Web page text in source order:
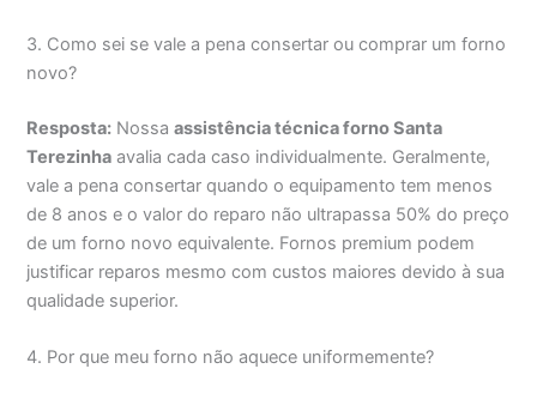
3. Como sei se vale a pena consertar ou comprar um forno
novo?
Resposta: Nossaassistência técnica forno Santa
Terezinha avalia cada caso individualmente. Geralmente,
vale a pena consertar quando o equipamento tem menos
de 8 anos e o valor do reparo não ultrapassa 50% do preço
de um forno novo equivalente. Fornos premium podem
justificar reparos mesmo com custos maiores devido à sua
qualidade superior.
4. Por que meu forno não aquece uniformemente?